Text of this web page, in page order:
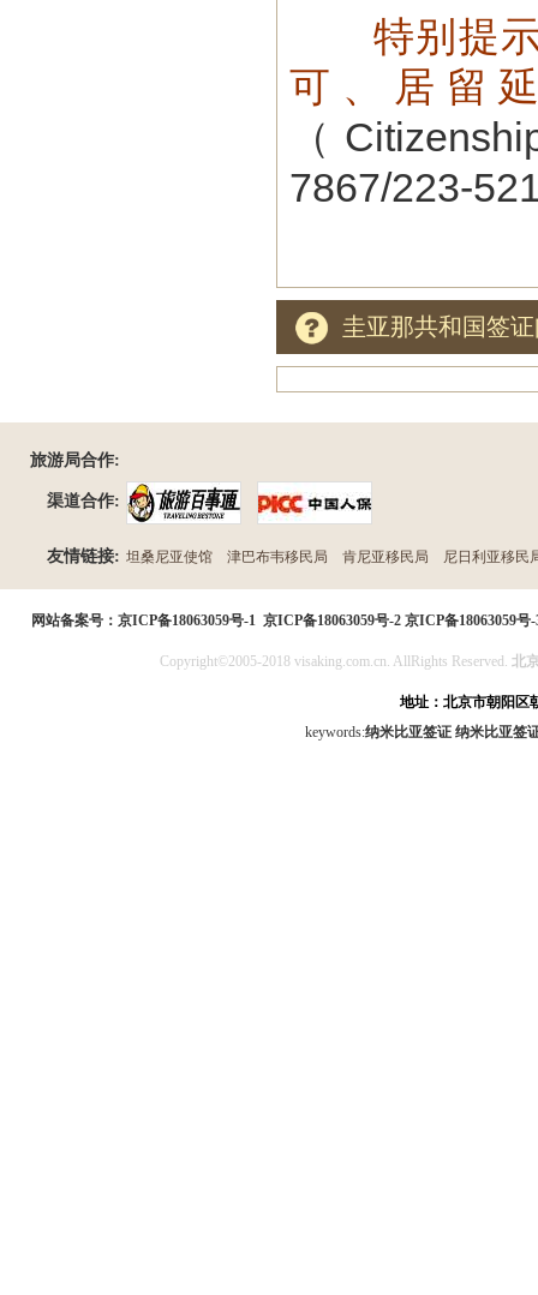
特别提
可、居留
（
7867/223-
圭亚那共和国签
旅游局合作:
渠道合作:
友情链接: 坦桑尼亚使馆 津巴布韦移民局 肯尼亚移民局 尼日利亚移民
网站备案号： 京ICP备18063059号-1 京ICP备18063059号-2 京ICP备18063059号-
Copyright©2005-2018 visaking.com.cn. AllRights Reserved. 北
地址：北京市朝阳区
keywords:纳米比亚签证 纳米比亚签